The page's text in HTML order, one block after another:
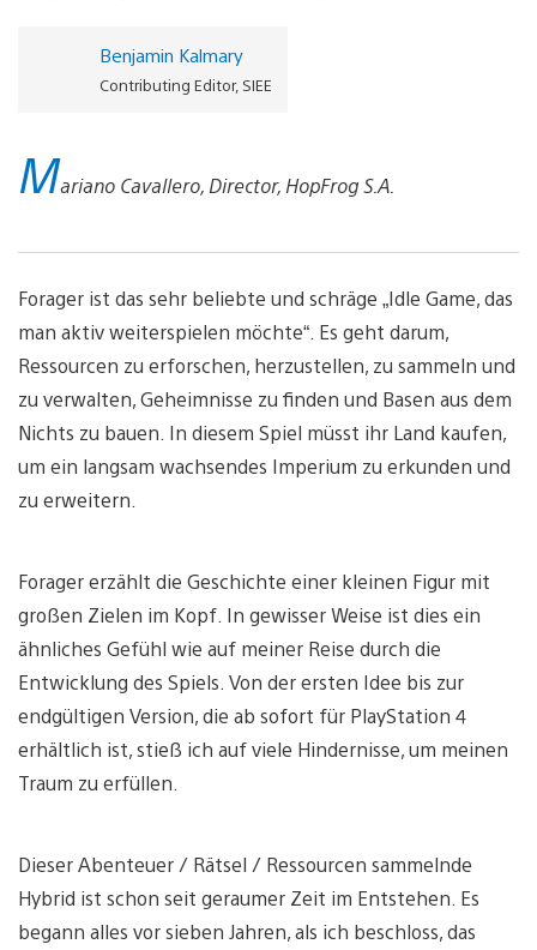
Benjamin Kalmary
Contributing Editor, SIEE
Mariano Cavallero, Director, HopFrog S.A.
Forager ist das sehr beliebte und schräge „Idle Game, das
man aktiv weiterspielen möchte“. Es geht darum,
Ressourcen zu erforschen, herzustellen, zu sammeln und
zu verwalten, Geheimnisse zu finden und Basen aus dem
Nichts zu bauen. In diesem Spiel müsst ihr Land kaufen,
um ein langsam wachsendes Imperium zu erkunden und
zu erweitern.
Forager erzählt die Geschichte einer kleinen Figur mit
großen Zielen im Kopf. In gewisser Weise ist dies ein
ähnliches Gefühl wie auf meiner Reise durch die
Entwicklung des Spiels. Von der ersten Idee bis zur
endgültigen Version, die ab sofort für PlayStation 4
erhältlich ist, stieß ich auf viele Hindernisse, um meinen
Traum zu erfüllen.
Dieser Abenteuer / Rätsel / Ressourcen sammelnde
Hybrid ist schon seit geraumer Zeit im Entstehen. Es
begann alles vor sieben Jahren, als ich beschloss, das